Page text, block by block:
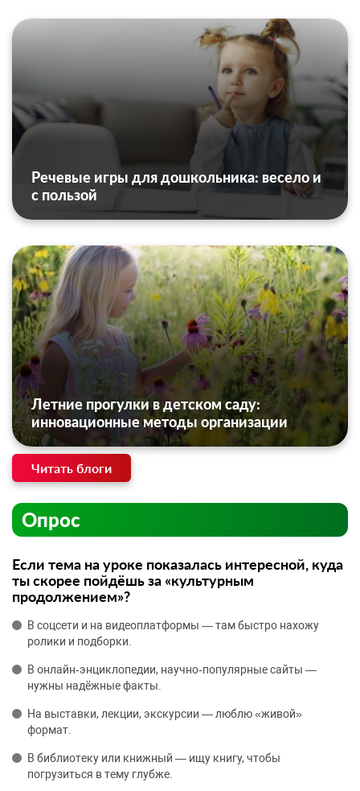
Речевые игры для дошкольника: весело и
с пользой
Летние прогулки в детском саду:
инновационные методы организации
Читать блоги
Опрос
Если тема на уроке показалась интересной, куда
ты скорее пойдёшь за «культурным
продолжением»?
В соцсети и на видеоплатформы — там быстро нахожу
ролики и подборки.
В онлайн‑энциклопедии, научно‑популярные сайты —
нужны надёжные факты.
На выставки, лекции, экскурсии — люблю «живой»
формат.
В библиотеку или книжный — ищу книгу, чтобы
погрузиться в тему глубже.